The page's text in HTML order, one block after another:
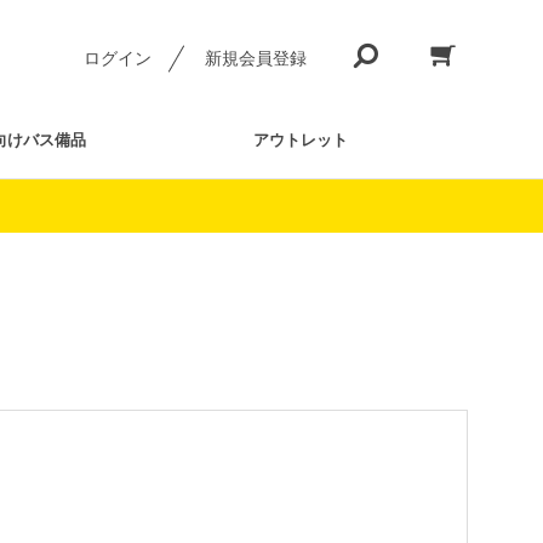
ログイン 新規会員登録
けバス備品 アウトレット